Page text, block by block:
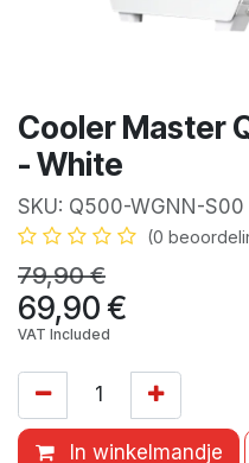
Cooler Master
- White
SKU: Q500-WGNN-S00
(0
79,90€
69,90€
VAT Included
In winkelmandje